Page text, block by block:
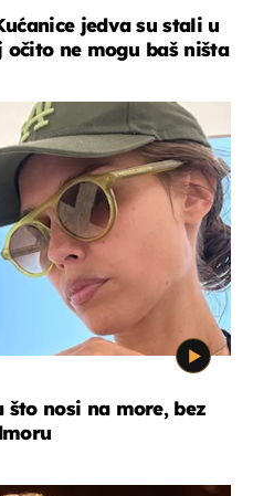
jedva su stali u
ne mogu baš ništa
nosi na more, bez